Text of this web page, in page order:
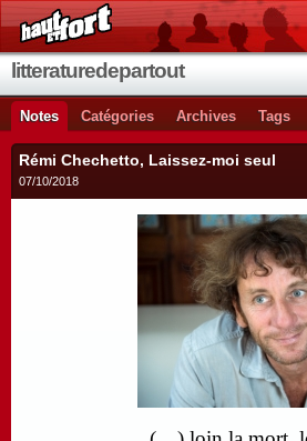
litteraturedepartout
Notes Catégories Archives Tags
Rémi Chechetto, Laissez-moi seul
07/10/2018